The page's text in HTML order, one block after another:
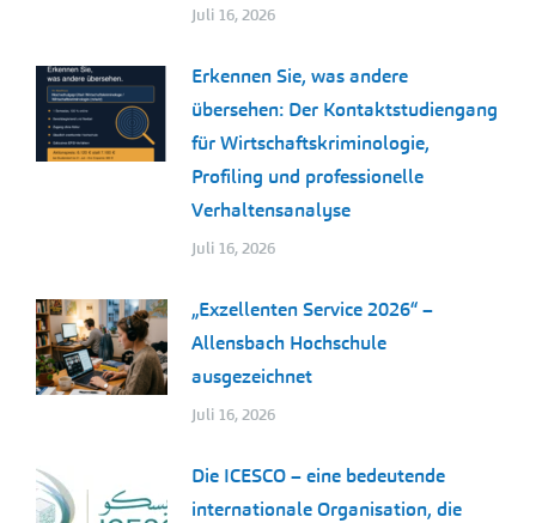
Juli 16, 2026
Erkennen Sie, was andere
übersehen: Der Kontaktstudiengang
für Wirtschaftskriminologie,
Profiling und professionelle
Verhaltensanalyse
Juli 16, 2026
„Exzellenten Service 2026“ –
Allensbach Hochschule
ausgezeichnet
Juli 16, 2026
Die ICESCO – eine bedeutende
internationale Organisation, die